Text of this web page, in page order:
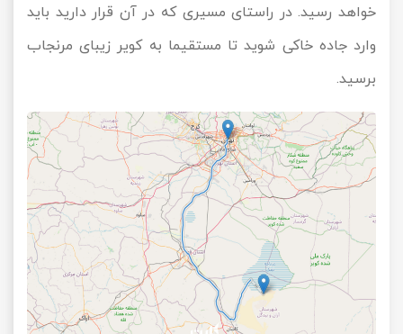
خواهد رسید. در راستای مسیری که در آن قرار دارید باید
وارد جاده خاکی شوید تا مستقیما به کویر زیبای مرنجاب
برسید.